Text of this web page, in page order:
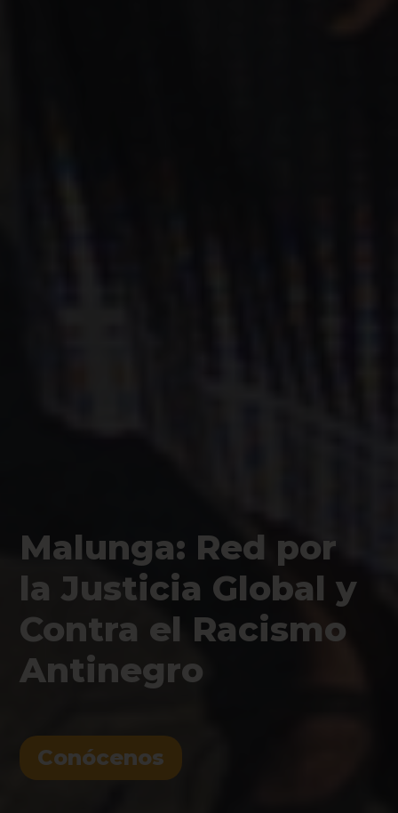
Malunga: Red por
la Justicia Global y
Contra el Racismo
Antinegro
Conócenos